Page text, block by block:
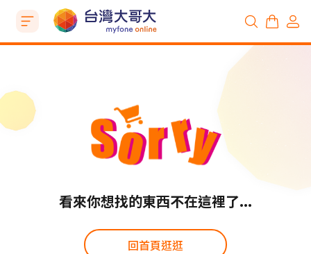
看來你想找的東西不在這裡了...
回首頁逛逛